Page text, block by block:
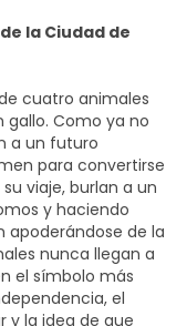
la Ciudad de
cuatro animales
gallo. Como ya no
a un futuro
para convertirse
viaje, burlan a un
y haciendo
apoderándose de la
nunca llegan a
el símbolo más
el
y la idea de que